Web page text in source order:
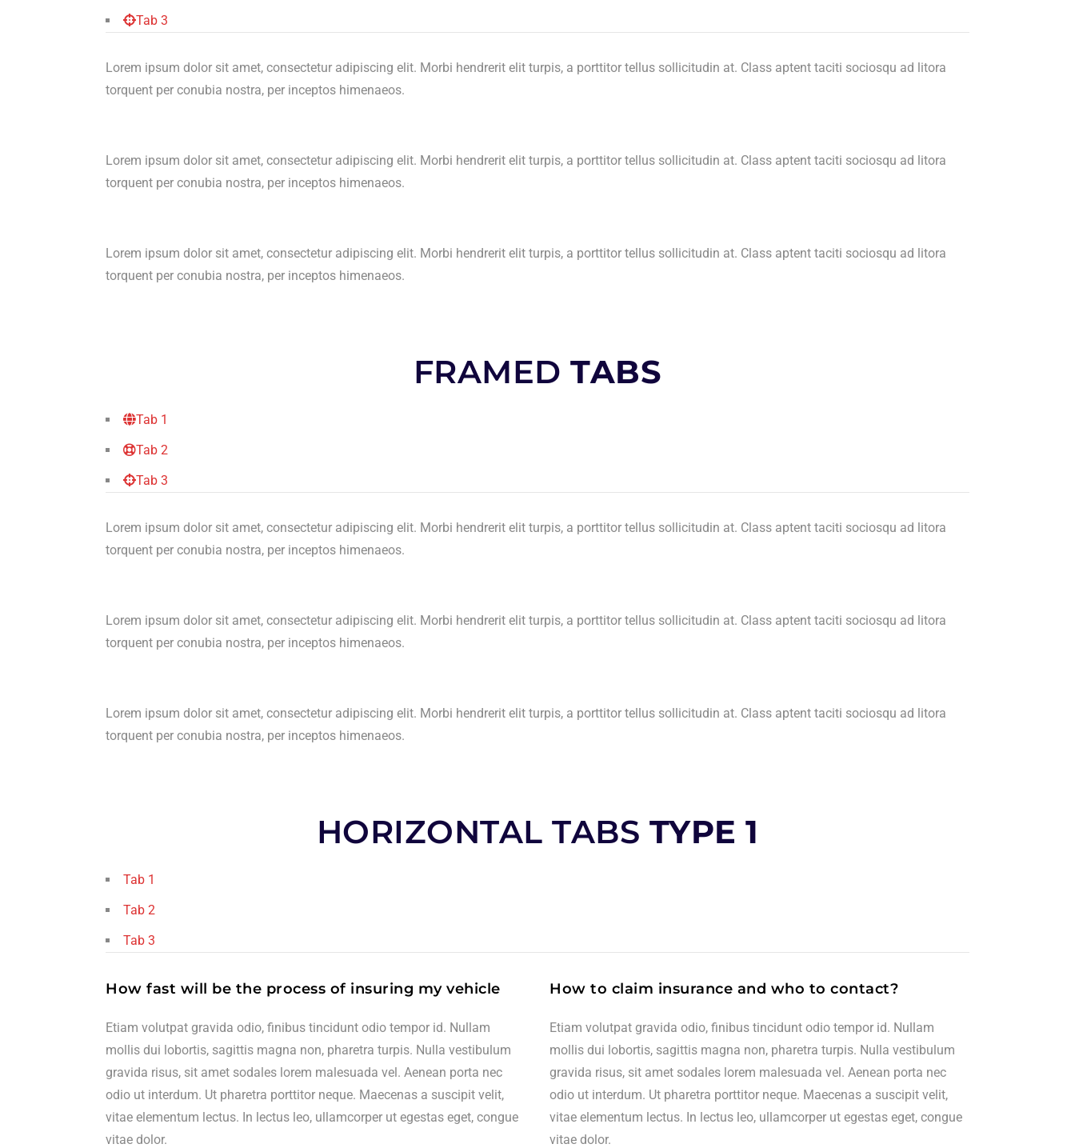
Tab 3
Lorem ipsum dolor sit amet, consectetur adipiscing elit. Morbi hendrerit elit turpis, a porttitor tellus sollicitudin at. Class aptent taciti sociosqu ad litora
torquent per conubia nostra, per inceptos himenaeos.
Lorem ipsum dolor sit amet, consectetur adipiscing elit. Morbi hendrerit elit turpis, a porttitor tellus sollicitudin at. Class aptent taciti sociosqu ad litora
torquent per conubia nostra, per inceptos himenaeos.
Lorem ipsum dolor sit amet, consectetur adipiscing elit. Morbi hendrerit elit turpis, a porttitor tellus sollicitudin at. Class aptent taciti sociosqu ad litora
torquent per conubia nostra, per inceptos himenaeos.
FRAMEDTABS
Tab 1
Tab 2
Tab 3
Lorem ipsum dolor sit amet, consectetur adipiscing elit. Morbi hendrerit elit turpis, a porttitor tellus sollicitudin at. Class aptent taciti sociosqu ad litora
torquent per conubia nostra, per inceptos himenaeos.
Lorem ipsum dolor sit amet, consectetur adipiscing elit. Morbi hendrerit elit turpis, a porttitor tellus sollicitudin at. Class aptent taciti sociosqu ad litora
torquent per conubia nostra, per inceptos himenaeos.
Lorem ipsum dolor sit amet, consectetur adipiscing elit. Morbi hendrerit elit turpis, a porttitor tellus sollicitudin at. Class aptent taciti sociosqu ad litora
torquent per conubia nostra, per inceptos himenaeos.
HORIZONTAL TABS TYPE 1
Tab 1
Tab 2
Tab 3
How fast will be the process of insuring my vehicle
Etiam volutpat gravida odio, finibus tincidunt odio tempor id. Nullam
mollis dui lobortis, sagittis magna non, pharetra turpis. Nulla vestibulum
gravida risus, sit amet sodales lorem malesuada vel. Aenean porta nec
odio ut interdum. Ut pharetra porttitor neque. Maecenas a suscipit velit,
vitae elementum lectus. In lectus leo, ullamcorper ut egestas eget, congue
vitae dolor.
How to claim insurance and who to contact?
Etiam volutpat gravida odio, finibus tincidunt odio tempor id. Nullam
mollis dui lobortis, sagittis magna non, pharetra turpis. Nulla vestibulum
gravida risus, sit amet sodales lorem malesuada vel. Aenean porta nec
odio ut interdum. Ut pharetra porttitor neque. Maecenas a suscipit velit,
vitae elementum lectus. In lectus leo, ullamcorper ut egestas eget, congue
vitae dolor.